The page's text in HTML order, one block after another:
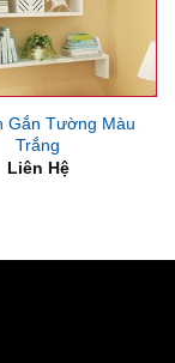
Gắn Tường Màu
Trắng
Liên Hệ